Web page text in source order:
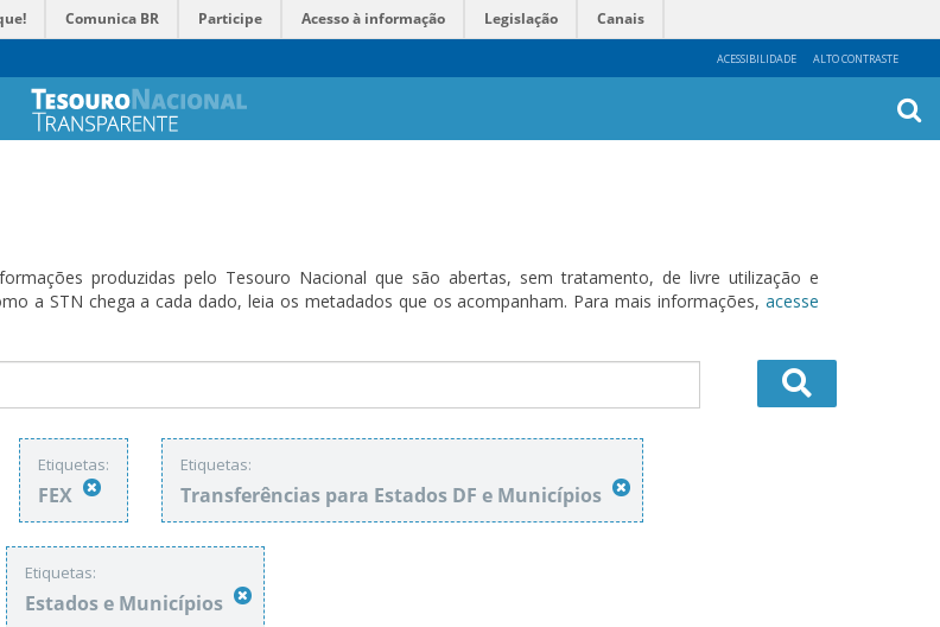
ACESSIBILIDADE ALTO CONTRASTE
Comunica BR Participe Acesso à informação Legislação Canais
produzidas pelo Tesouro Nacional que são abertas, sem tratamento, de livre utilização e
a STN chega a cada dado, leia os metadados que os acompanham. Para mais informações, acesse
Etiquetas:
FEX
Etiquetas:
Transferências para Estados DF e Municípios
Etiquetas:
Estados e Municípios